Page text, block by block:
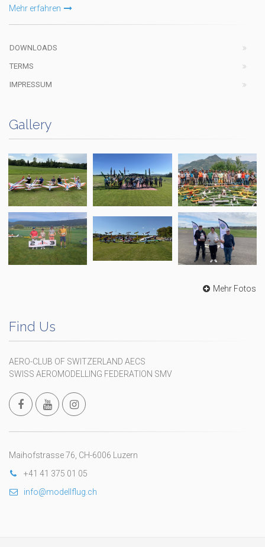
Mehr erfahren
DOWNLOADS
TERMS
IMPRESSUM
Gallery
Mehr Fotos
Find Us
AERO-CLUB OF SWITZERLAND AECS
SWISS AEROMODELLING FEDERATION SMV
Maihofstrasse 76, CH-6006 Luzern
+41 41 375 01 05
info@modellflug.ch